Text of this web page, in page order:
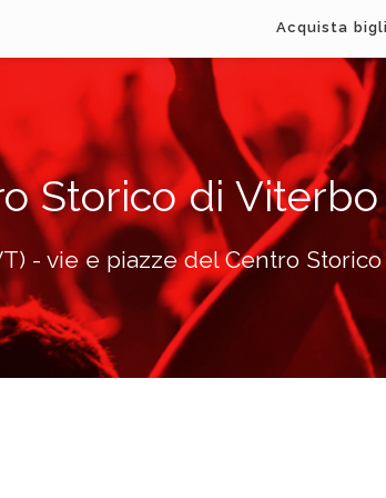
Acquista
Storico di Viterbo
- vie e piazze del Centro Storico